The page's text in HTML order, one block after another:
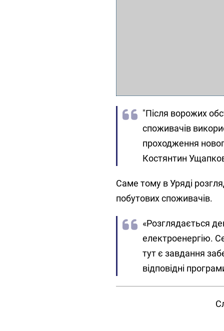
"Після ворожих
споживачів
проходження
Костянтин
Саме тому в Уряді
побутових споживачів.
«Розглядається
електроенергію.
тут є завдання
відповідні